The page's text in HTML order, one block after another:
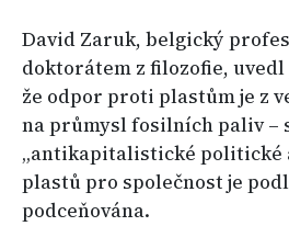
David Zaruk, belgický
doktorátem z filozofie,
že odpor proti plastům je z
na průmysl fosilních paliv –
„antikapitalistické politické
plastů pro společnost je
podceňována.